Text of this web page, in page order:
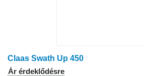
Claas Swath Up 450
Ár érdeklődésre